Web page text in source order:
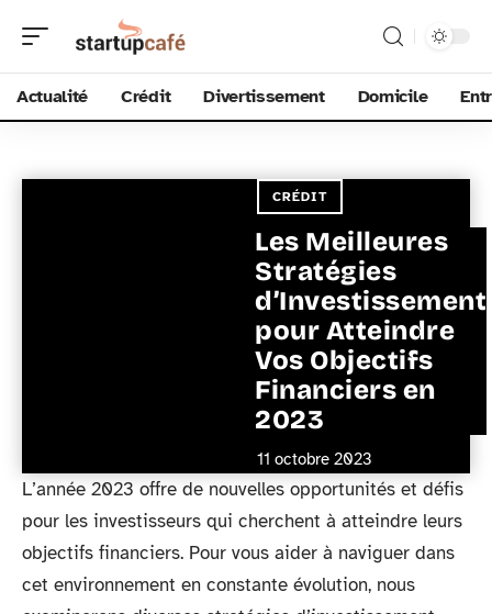
Actualité Crédit Divertissement Domicile
CRÉDIT
Les Meilleures
Stratégies
d’Investissement
pour Atteindre
Vos Objectifs
Financiers en
2023
11 octobre 2023
L’année 2023 offre de nouvelles opportunités et défis
pour les investisseurs qui cherchent à atteindre leurs
objectifs financiers. Pour vous aider à naviguer dans
cet environnement en constante évolution, nous